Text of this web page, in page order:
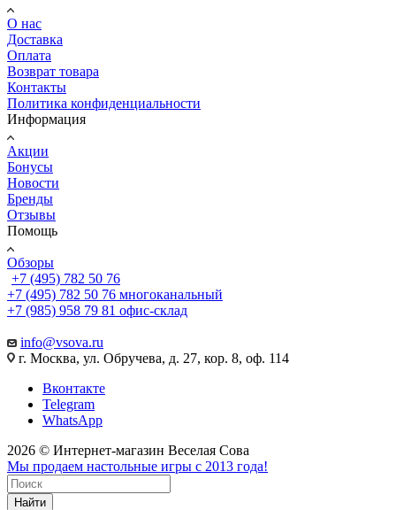
О нас
Доставка
Оплата
Возврат товара
Контакты
Политика конфиденциальности
Информация
Акции
Бонусы
Новости
Бренды
Отзывы
Помощь
Обзоры
+7 (495) 782 50 76
+7 (495) 782 50 76 многоканальный
+7 (985) 958 79 81 офис-склад
info@vsova.ru
г. Москва, ул. Обручева, д. 27, кор. 8, оф. 114
Вконтакте
Telegram
WhatsApp
2026 © Интернет-магазин Веселая Сова
Мы продаем настольные игры с 2013 года!
Найти